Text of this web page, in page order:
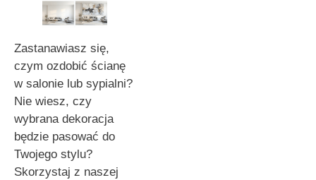
Zastanawiasz się,
czym ozdobić ścianę
w salonie lub sypialni?
Nie wiesz, czy
wybrana dekoracja
będzie pasować do
Twojego stylu?
Skorzystaj z naszej